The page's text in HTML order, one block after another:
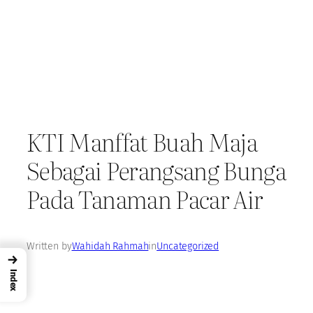
KTI Manffat Buah Maja
Sebagai Perangsang Bunga
Pada Tanaman Pacar Air
Written byWahidah RahmahinUncategorized
→
Index